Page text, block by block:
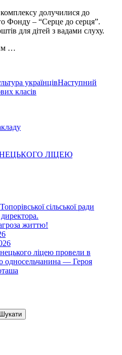
долучилися до
Фонду – “Серце до серця”.
для дітей з вадами слуху.
…
українцівНаступний
класів
ЛІЦЕЮ
сільської ради
життю!
ліцею провели в
односельчанина — Героя